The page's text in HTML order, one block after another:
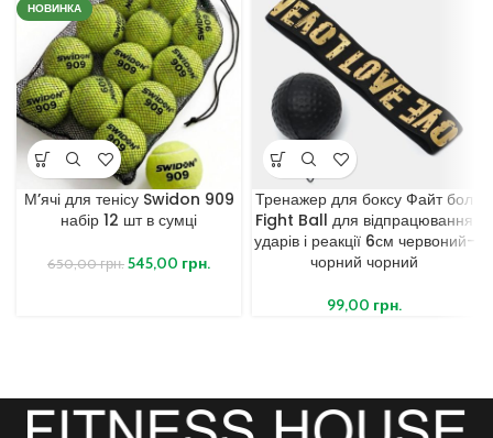
НОВИНКА
М’ячі для тенісу Swidon 909
набір 12 шт в сумці
650,00грн. 545,00 грн.
Тренажер для боксу Файт бол
Fight Ball для відпрацювання
ударів і реакції 6см червоний-
чорний чорний
99,00 грн.